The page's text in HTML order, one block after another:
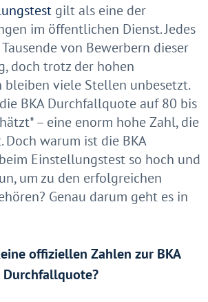
gilt als eine der
im öffentlichen Dienst. Jedes
von Bewerbern dieser
doch trotz der hohen
bleiben viele Stellen unbesetzt.
BKA Durchfallquote auf 80 bis
– eine enorm hohe Zahl, die
Doch warum ist die BKA
Einstellungstest so hoch und
um zu den erfolgreichen
Genau darum geht es in
offiziellen Zahlen zur BKA